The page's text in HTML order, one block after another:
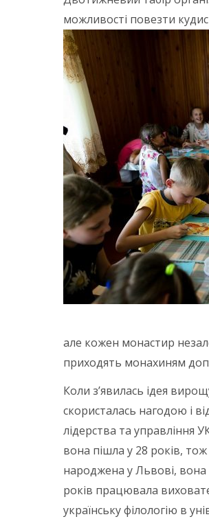
можливості повезти
але кожен монастир
приходять монахиням
Коли з’явилась ідея
скористалась нагодою і
лідерства та управління
вона пішла у 28 років,
народжена у Львові, вона
років працювала
українську філологію в